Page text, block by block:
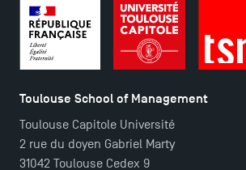
Toulouse School of Management
Toulouse Capitole Université
2 rue du doyen Gabriel Marty
31042 Toulouse Cedex 9